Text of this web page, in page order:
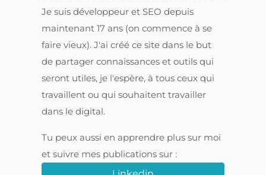
Je suis développeur et SEO depuis
maintenant 17 ans (on commence à se
faire vieux). J'ai créé ce site dans le but
de partager connaissances et outils qui
seront utiles, je l'espère, à tous ceux qui
travaillent ou qui souhaitent travailler
dans le digital.
Tu peux aussi en apprendre plus sur moi
et suivre mes publications sur :